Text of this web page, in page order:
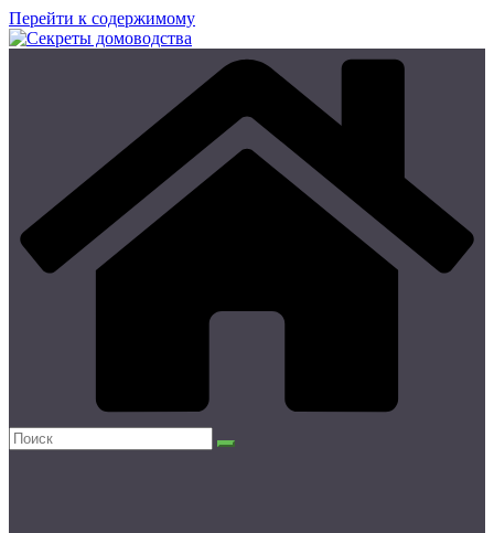
Перейти к содержимому